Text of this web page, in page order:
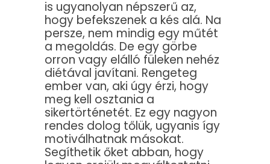
is ugyanolyan népszerű az,
hogy befekszenek a kés alá. Na
persze, nem mindig egy műtét
a megoldás. De egy görbe
orron vagy elálló füleken nehéz
diétával javítani. Rengeteg
ember van, aki úgy érzi, hogy
meg kell osztania a
sikertörténetét. Ez egy nagyon
rendes dolog tőlük, ugyanis így
motiválhatnak másokat.
Segíthetik őket abban, hogy